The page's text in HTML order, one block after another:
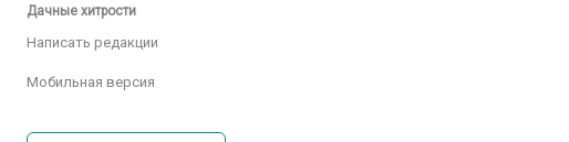
Дачные хитрости
Написать редакции
Мобильная версия